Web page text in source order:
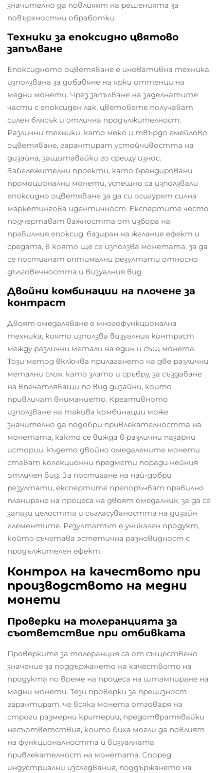
значително да повлияят на решенията за
повърхностни обработки.
Техники за епоксидно цвятово
запълване
Епоксидното оцветяване е иновативна техника,
използвана за добавяне на ярки оттенци на
медни монети. Чрез запълване на заделнатите
части с епоксиден лак, цветовете получават
силен блясък и отлична продължителност.
Различни техники, като меко и твърдо емейлово
оцветяване, гарантират устойчивостта на
дизайна, защитавайки го срещу износ.
Забележителни проекти, като брандировани
промоционални монети, успешно са използвали
епоксидно оцветяване за да си осигурят силна
маркетингова идентичност. Експертите често
подчертават важността от избора на
правилния епоксид, базиран на желания ефект и
средата, в която ще се използва монетата, за да
се постигнат оптимални резултати относно
дълговечността и визуалния вид.
Двойни комбинации на плочене за
контраст
Двоят омедаляване е многофункционална
техника, която използва визуалния контраст
между различни метали на един и същ монета.
Този метод включва прилагането на две различни
метални слоя, като злато и сръбру, за създаване
на впечатляващи по вид дизайни, които
привличат вниманието. Креативното
използване на такива комбинации може
значително да подобри привлекателността на
монетата, както се вижда в различни пазарни
истории, където двойно омедалените монети
стават колекционни предмети поради нейния
отличен вид. За постигане на най-добри
резултати, експертите препоръчват правилно
планиране на процеса на двоят омедалник, за да се
запази целостта и съгласуваността на дизайн
елементите. Резултатът е уникален продукт,
който съчетава эстетична разновидност с
продължителен ефект.
Контрол на качеството при
производството на медни
монети
Проверки на толеранцията за
съответствие при отбивката
Проверките за толеранция са от съществено
значение за поддържането на качеството на
продукта по време на процеса на штампиране на
медни монети. Тези проверки за прецизност
гарантират, че всяка монета отговаря на
строги размерни критерии, предотвратявайки
несъответствия, които биха могли да повлият
на функционалността и визуалната
привлекателност на монетата. Според
индустриални изследвания, поддържането на